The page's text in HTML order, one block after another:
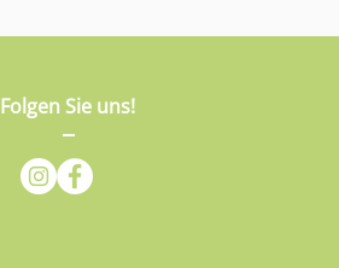
Folgen Sie uns!